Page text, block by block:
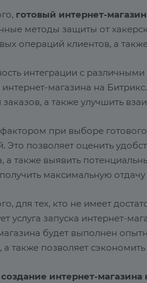
готовый интернет-
методы защиты от
операций клиентов, а
интеграции с
интернет-магазина на
заказов, а также улучшить
при выборе готового
Это позволяет оценить
а также выявить
максимальную
для тех, кто не имеет
услуга запуска интернет-
будет выполнен
также позволяет
создание интернет-магазина